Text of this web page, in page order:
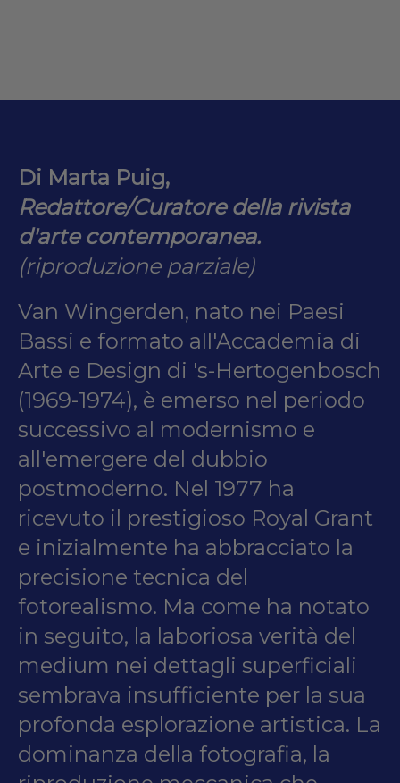
Di Marta Puig,
Redattore/Curatore della rivista
d'arte contemporanea.
(riproduzione parziale)
Van Wingerden, nato nei Paesi
Bassi e formato all'Accademia di
Arte e Design di 's-Hertogenbosch
(1969-1974), è emerso nel periodo
successivo al modernismo e
all'emergere del dubbio
postmoderno. Nel 1977 ha
ricevuto il prestigioso Royal Grant
e inizialmente ha abbracciato la
precisione tecnica del
fotorealismo. Ma come ha notato
in seguito, la laboriosa verità del
medium nei dettagli superficiali
sembrava insufficiente per la sua
profonda esplorazione artistica. La
dominanza della fotografia, la